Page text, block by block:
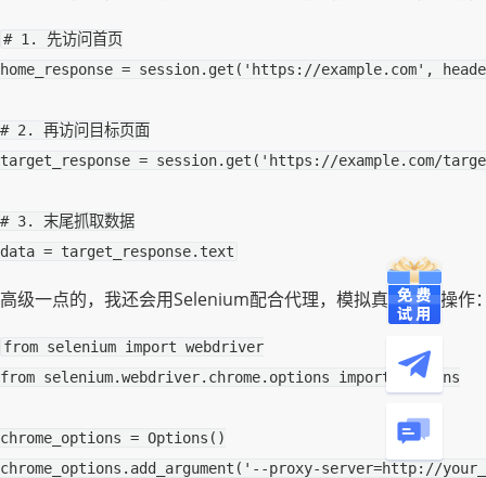
# 1. 先访问首页
home_response = session. get ( 'https://example.com' ,
# 2. 再访问目标页面
target_response = session. get ( 'https://example.com/
# 3. 末尾抓取数据
data = target_response. text
高级一点的，我还会用Selenium配合代理，模拟真实用户操作
from selenium import webdriver
from selenium.webdriver.chrome.options import Options
chrome_options = Options ()
chrome_options . add_argument ( '--proxy-server=http://